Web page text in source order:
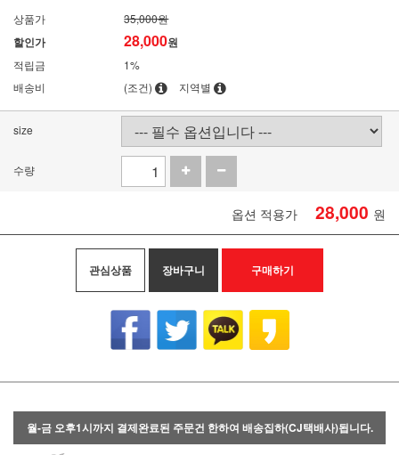
상품가 35,000원
할인가 28,000원
적립금
1%
배송비
(조건) 지역별
size
수량
옵션 적용가 28,000 원
관심상품 장바구니 구매하기
월-금 오후1시까지 결제완료된 주문건 한하여 배송집하(CJ택배사)됩니다.